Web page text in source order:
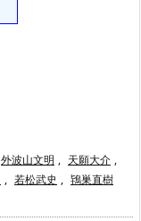
外波山文明 , 天願大介 ,
, 若松武史 , 鴇巣直樹